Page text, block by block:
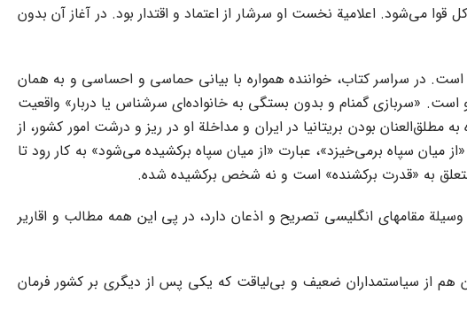
می‌شود. اعلامیة نخست او سرشار از اعتماد و اقتدار بود. در آغاز آن بدون
در سراسر کتاب، خواننده همواره با بیانی حماسی و احساسی و به همان
است. «سربازی گمنام و بدون بستگی به خانواده‌ای سرشناس یا دربار» واقعیت
بودن بریتانیا در ایران و مداخلة او در ریز و درشت امور کشور، از
سپاه برمی‌خیزد»، عبارت «از میان سپاه برکشیده می‌شود» به کار رود تا
متعلق به «قدرت برکشنده» است و نه شخص برکشیده شده.
گوناگون، بر «طراحی» کودتا به وسیلة مقامهای انگلیسی تصریح و اذعان دارد، در پی این همه مطالب و اقاریر
هم از سیاستمداران ضعیف و بی‌لیاقت که یکی پس از دیگری بر کشور فرمان